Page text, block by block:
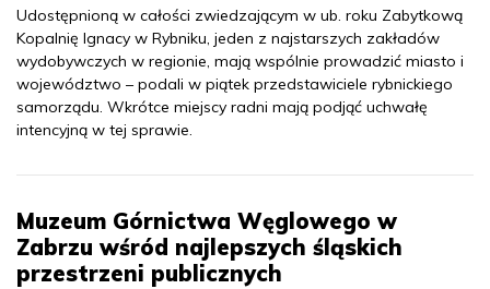
Udostępnioną w całości zwiedzającym w ub. roku Zabytkową
Kopalnię Ignacy w Rybniku, jeden z najstarszych zakładów
wydobywczych w regionie, mają wspólnie prowadzić miasto i
województwo – podali w piątek przedstawiciele rybnickiego
samorządu. Wkrótce miejscy radni mają podjąć uchwałę
intencyjną w tej sprawie.
Muzeum Górnictwa Węglowego w
Zabrzu wśród najlepszych śląskich
przestrzeni publicznych